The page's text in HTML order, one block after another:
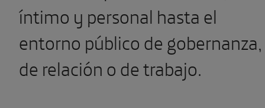
íntimo y personal hasta el
entorno público de gobernanza,
de relación o de trabajo.